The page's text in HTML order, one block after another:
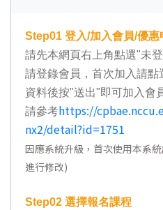
Step01 登入/加入會員/優惠
請先本網頁右上角點選"未
請登錄會員，首次加入請
資料後按"送出"即可加入會
請參考https://
nx2/detail?id=1751
因應系統升級，首次使用本系
進行修改)
Step02 選擇報名課程